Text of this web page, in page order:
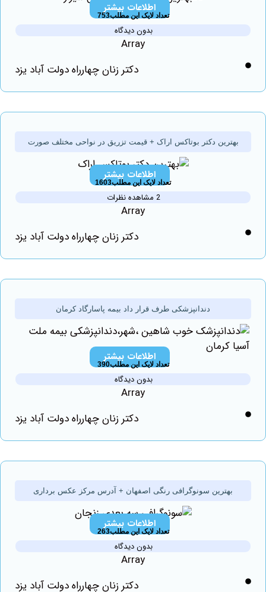
اطلاعات بیشتر
تعداد لایک این مطلب753
بدون دیدگاه
دکتر زنان چهارراه دولت آباد یزد
دکتر بوتاکس اراک + قیمت تزریق در نواحی مختلف صورت
اطلاعات بیشتر
تعداد لایک این مطلب1603
دکتر زنان چهارراه دولت آباد یزد
دندانپزشکی طرف قرار داد بیمه پاسارگاد کرمان
اطلاعات بیشتر
تعداد لایک این مطلب390
بدون دیدگاه
دکتر زنان چهارراه دولت آباد یزد
بهترین سونوگرافی رنگی اصفهان + آدرس مرکز عکس برداری
اطلاعات بیشتر
تعداد لایک این مطلب263
بدون دیدگاه
دکتر زنان چهارراه دولت آباد یزد